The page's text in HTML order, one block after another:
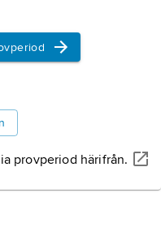
provperiod härifrån.